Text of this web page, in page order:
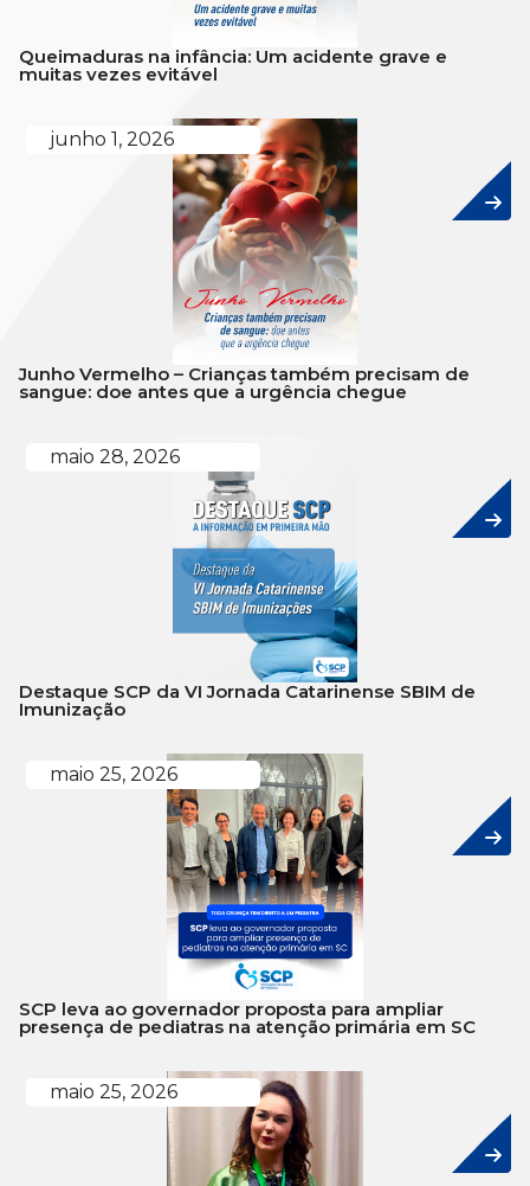
Queimaduras na infância: Um acidente grave e
muitas vezes evitável
junho 1, 2026
Junho Vermelho – Crianças também precisam de
sangue: doe antes que a urgência chegue
maio 28, 2026
Destaque SCP da VI Jornada Catarinense SBIM de
Imunização
maio 25, 2026
SCP leva ao governador proposta para ampliar
presença de pediatras na atenção primária em SC
maio 25, 2026